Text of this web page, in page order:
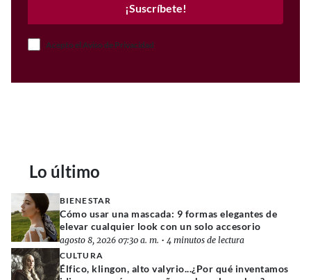
¡Suscríbete!
Acepto el Aviso de Privacidad
Lo último
BIENESTAR
Cómo usar una mascada: 9 formas elegantes de
elevar cualquier look con un solo accesorio
agosto 8, 2026 07:30 a. m. • 4 minutos de lectura
CULTURA
Élfico, klingon, alto valyrio...¿Por qué inventamos